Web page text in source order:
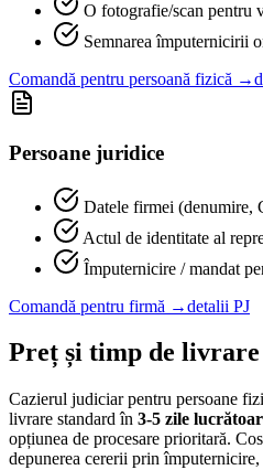
O fotografie/scan pentru
Semnarea împuternicirii
Comandă pentru persoană fizică →
Persoane juridice
Datele firmei (denumire,
Actul de identitate al
Împuternicire / mandat
Comandă pentru firmă →detalii PJ
Preț și timp de
Cazierul judiciar pentru persoane
livrare standard în 3-5 zile
opțiunea de procesare prioritară.
depunerea cererii prin